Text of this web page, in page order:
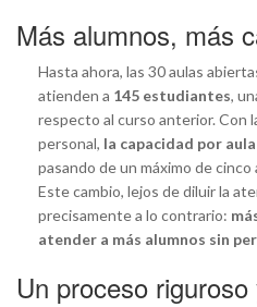
Más alumnos, más
Hasta ahora, las 30 aulas
atienden a 145 estudiantes,
respecto al curso anterior. Con
personal, la capacidad por
pasando de un máximo de
Este cambio, lejos de diluir la
precisamente a lo contrario:
atender a más alumnos sin
Un proceso